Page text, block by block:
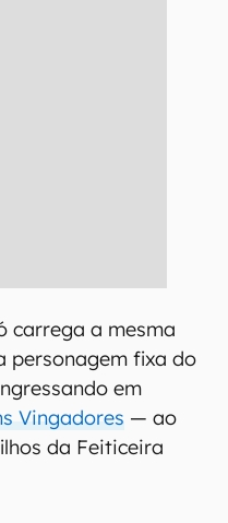
carrega a mesma
personagem fixa do
em
Vingadores — ao
da Feiticeira